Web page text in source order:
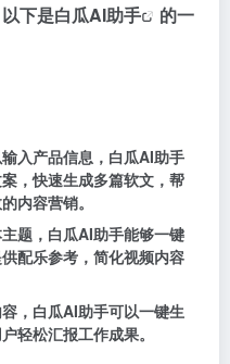
下是白瓜AI助手
的一
入产品信息，白瓜AI助手
，快速生成多篇软文，帮
内容营销。
题，白瓜AI助手能够一键
配乐参考，简化视频内容
，白瓜AI助手可以一键生
轻松汇报工作成果。